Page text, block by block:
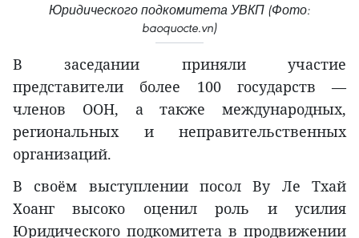
Юридического подкомитета УВКП (Фото:
baoquocte.vn)
В заседании приняли участие
представители более 100 государств —
членов ООН, а также международных,
региональных и неправительственных
организаций.
В своём выступлении посол Ву Ле Тхай
Хоанг высоко оценил роль и усилия
Юридического подкомитета в продвижении